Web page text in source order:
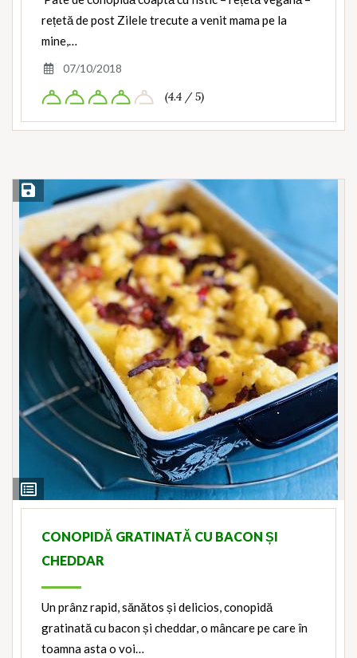
rețetă de post Zilele trecute a venit mama pe la
mine,…
07/10/2018
(4.4 / 5)
View
Ingredients
Save Recipe
CONOPIDĂ GRATINATĂ CU BACON ȘI
CHEDDAR
Un prânz rapid, sănătos și delicios, conopidă
gratinată cu bacon și cheddar, o mâncare pe care în
toamna asta o voi…